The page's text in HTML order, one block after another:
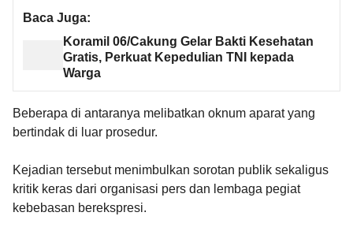
Baca Juga:
Koramil 06/Cakung Gelar Bakti Kesehatan
Gratis, Perkuat Kepedulian TNI kepada
Warga
Beberapa di antaranya melibatkan oknum aparat yang
bertindak di luar prosedur.
Kejadian tersebut menimbulkan sorotan publik sekaligus
kritik keras dari organisasi pers dan lembaga pegiat
kebebasan berekspresi.